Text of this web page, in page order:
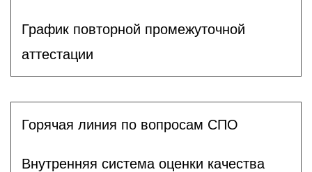
График повторной промежуточной
аттестации
Горячая линия по вопросам СПО
Внутренняя система оценки качества